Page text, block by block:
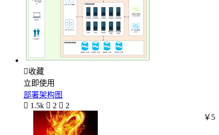
收藏
立即使用
部署架构图
 1.5k  2  2
￥5